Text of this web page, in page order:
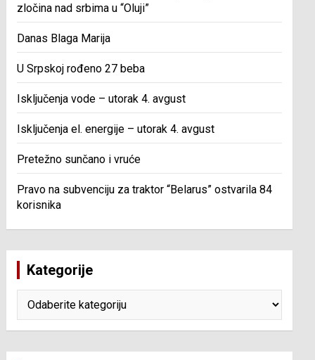
zločina nad srbima u “Oluji”
Danas Blaga Marija
U Srpskoj rođeno 27 beba
Isključenja vode – utorak 4. avgust
Isključenja el. energije – utorak 4. avgust
Pretežno sunčano i vruće
Pravo na subvenciju za traktor “Belarus” ostvarila 84
korisnika
Kategorije